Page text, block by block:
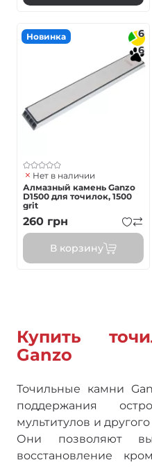
Новинка
6
6
Нет в наличии
Алмазный камень Ganzo
D1500 для точилок, 1500
grit
260 грн
В корзину
Купить
Ganzo
Точильные камни
поддержания
мультитулов и
Они позволяют
восстановление